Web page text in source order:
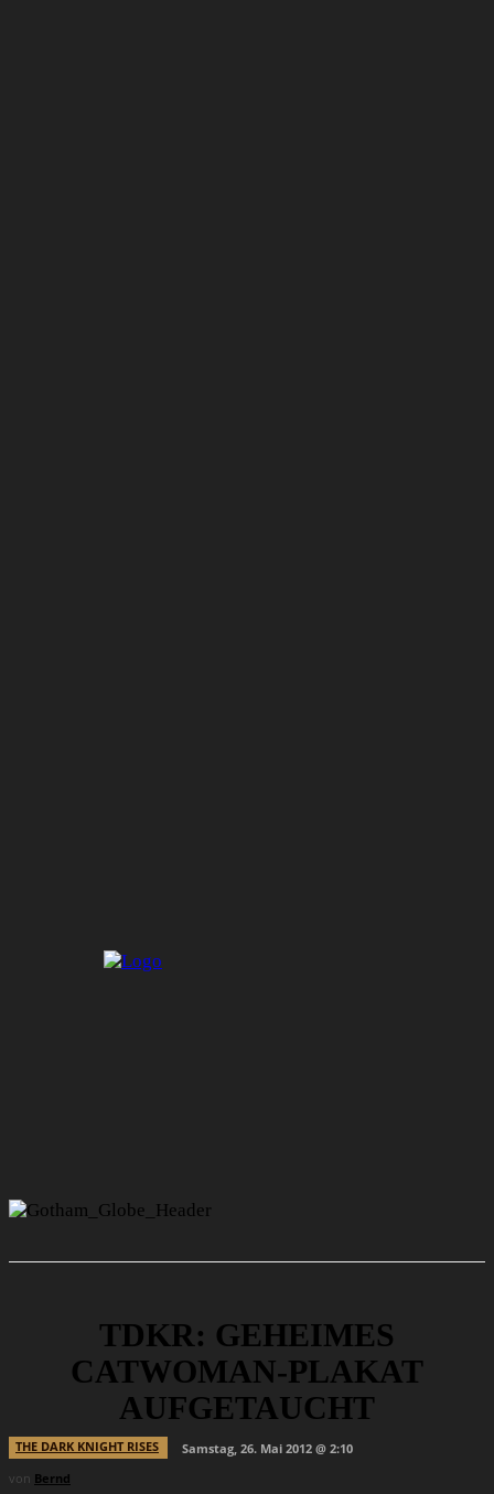
TDKR: GEHEIMES
CATWOMAN-PLAKAT
AUFGETAUCHT
THE DARK KNIGHT RISES
Samstag, 26. Mai 2012 @ 2:10
von Bernd